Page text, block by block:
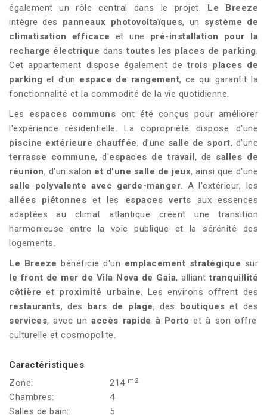
également un rôle central dans le projet. Le Breeze
intègre des panneaux photovoltaïques, un système de
climatisation efficace et une pré-installation pour la
recharge électrique danstoutes les places de parking.
Cet appartement dispose également de trois places de
parking et d'un espace de rangement, ce qui garantit la
fonctionnalité et la commodité de la vie quotidienne.
Les espaces communs ont été conçus pour améliorer
l'expérience résidentielle. La copropriété dispose d'une
piscine extérieure chauffée, d'une salle de sport, d'une
terrasse commune, d'espaces de travail, de salles de
réunion, d'un salon et d'une salle de jeux, ainsi que d'une
salle polyvalente avec garde-manger. A l'extérieur, les
allées piétonnes et les espaces verts aux essences
adaptées au climat atlantique créent une transition
harmonieuse entre la voie publique et la sérénité des
logements.
Le Breeze bénéficie d'un emplacement stratégique sur
le front de mer de Vila Nova de Gaia, alliant tranquillité
côtière et proximité urbaine. Les environs offrent des
restaurants, des bars de plage, des boutiques et des
services, avec unaccès rapide à Porto et à son offre
culturelle et cosmopolite.
Caractéristiques
Zone:
214 m2
Chambres:
4
Salles de bain:
5